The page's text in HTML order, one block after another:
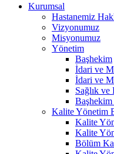
Kurumsal
Hastanemiz
Vizyonumuz
Misyonumuz
Yönetim
Başhekim
İdari ve
İdari ve
Sağlık
Başhekim
Kalite Yönetim
Kalite
Kalite
Bölüm